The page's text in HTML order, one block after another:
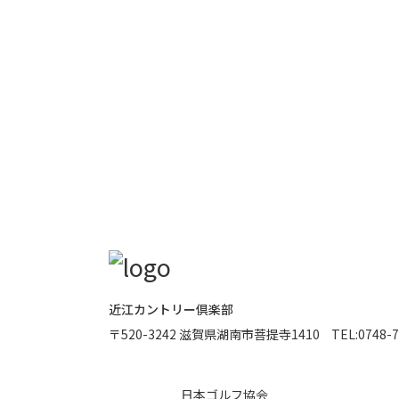
近江カントリー倶楽部
〒520-3242 滋賀県湖南市菩提寺1410 TEL:0748-
日本ゴルフ協会